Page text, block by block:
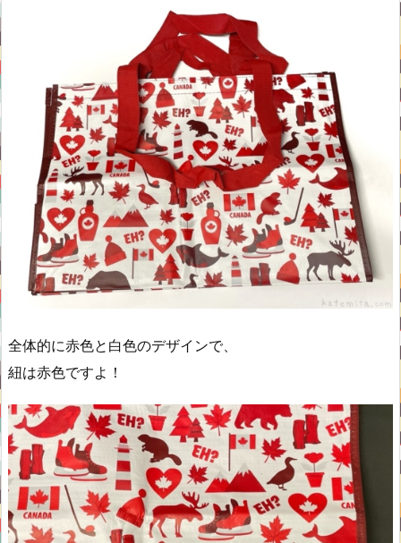
全体的に赤色と白色のデザインで、
紐は赤色ですよ！